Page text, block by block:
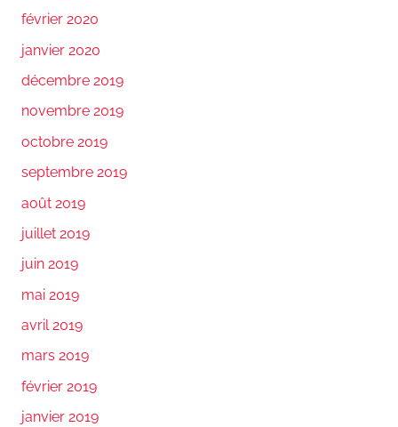
février 2020
janvier 2020
décembre 2019
novembre 2019
octobre 2019
septembre 2019
août 2019
juillet 2019
juin 2019
mai 2019
avril 2019
mars 2019
février 2019
janvier 2019